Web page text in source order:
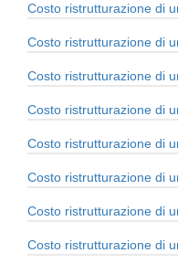
Costo ristrutturazione di
Costo ristrutturazione di
Costo ristrutturazione di
Costo ristrutturazione di
Costo ristrutturazione di
Costo ristrutturazione di
Costo ristrutturazione di
Costo ristrutturazione di